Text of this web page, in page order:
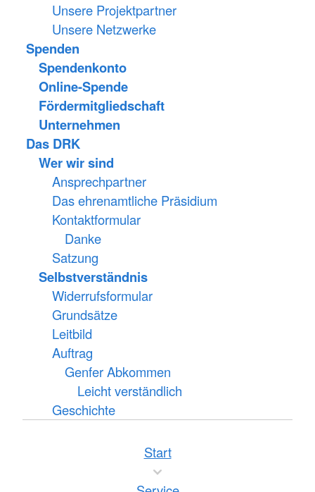
Unsere Projektpartner
Unsere Netzwerke
Spenden
Spendenkonto
Online-Spende
Fördermitgliedschaft
Unternehmen
Das DRK
Wer wir sind
Ansprechpartner
Das ehrenamtliche Präsidium
Kontaktformular
Danke
Satzung
Selbstverständnis
Widerrufsformular
Grundsätze
Leitbild
Auftrag
Genfer Abkommen
Leicht verständlich
Geschichte
Start